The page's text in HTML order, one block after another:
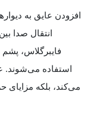
افزودن عایق به
انتقال صدا
فایبرگلاس،
استفاده می‌شوند.
می‌کند، بلکه مزایای